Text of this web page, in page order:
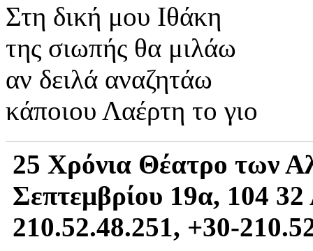
Στη δική μου Ιθάκη
της σιωπής θα μιλάω
αν δειλά αναζητάω
κάποιου Λαέρτη το γιο
25 Χρόνια Θέατρο των
Σεπτεμβρίου 19α, 104
210.52.48.251, +30-